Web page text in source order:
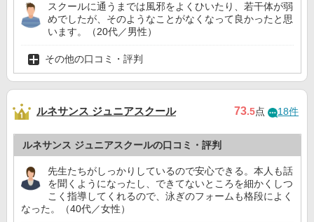
スクールに通うまでは風邪をよくひいたり、若干体が弱
めでしたが、そのようなことがなくなって良かったと思
います。（20代／男性）
その他の口コミ・評判
ルネサンス ジュニアスクール 73.5点 18件
ルネサンス ジュニアスクールの口コミ・評判
先生たちがしっかりしているので安心できる。本人も話
を聞くようになったし、できてないところを細かくしつ
こく指導してくれるので、泳ぎのフォームも格段によく
なった。（40代／女性）